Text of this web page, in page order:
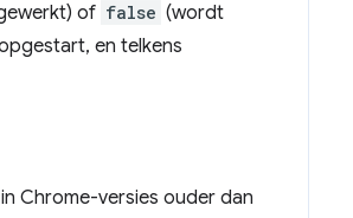
of false (wordt
en telkens
Chrome-versies ouder dan